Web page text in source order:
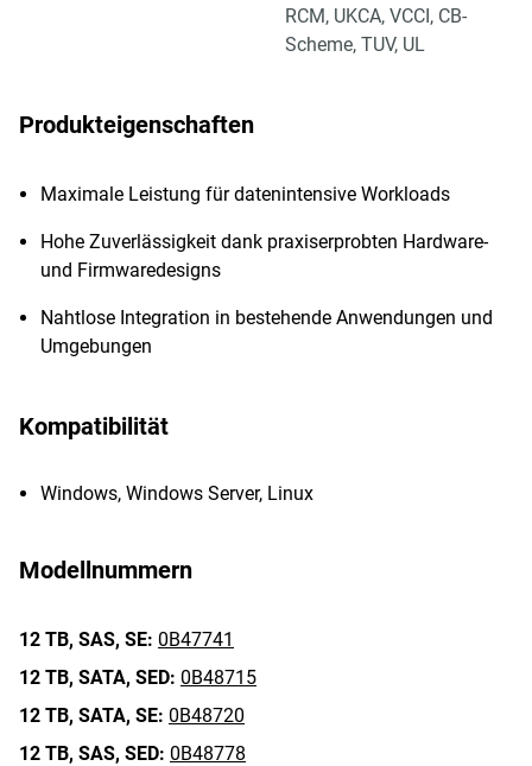
RCM, UKCA, VCCI, CB-
Scheme, TUV, UL
Produkteigenschaften
Maximale Leistung für datenintensive Workloads
Hohe Zuverlässigkeit dank praxiserprobten Hardware-
und Firmwaredesigns
Nahtlose Integration in bestehende Anwendungen und
Umgebungen
Kompatibilität
Windows, Windows Server, Linux
Modellnummern
12 TB, SAS, SE: 0B47741
12 TB, SATA, SED: 0B48715
12 TB, SATA, SE: 0B48720
12 TB, SAS, SED: 0B48778